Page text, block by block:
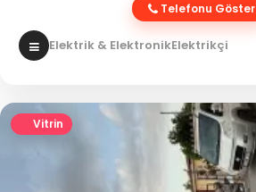
Telefonu Göster
Elektrik & ElektronikElektrikçi
Vitrin